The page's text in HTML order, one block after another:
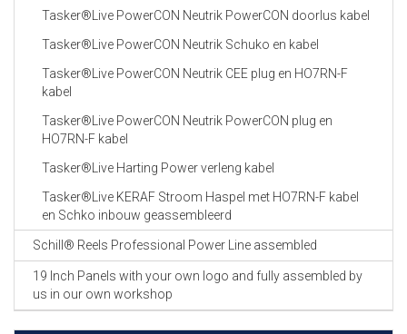
Tasker®Live PowerCON Neutrik PowerCON doorlus kabel
Tasker®Live PowerCON Neutrik Schuko en kabel
Tasker®Live PowerCON Neutrik CEE plug en HO7RN-F
kabel
Tasker®Live PowerCON Neutrik PowerCON plug en
HO7RN-F kabel
Tasker®Live Harting Power verleng kabel
Tasker®Live KERAF Stroom Haspel met HO7RN-F kabel
en Schko inbouw geassembleerd
Schill® Reels Professional Power Line assembled
19 Inch Panels with your own logo and fully assembled by
us in our own workshop